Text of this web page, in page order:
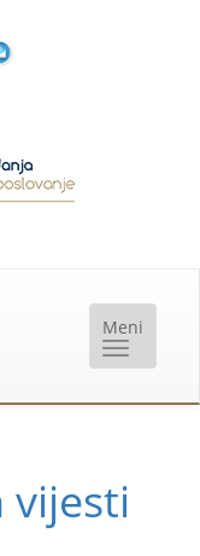
vijesti